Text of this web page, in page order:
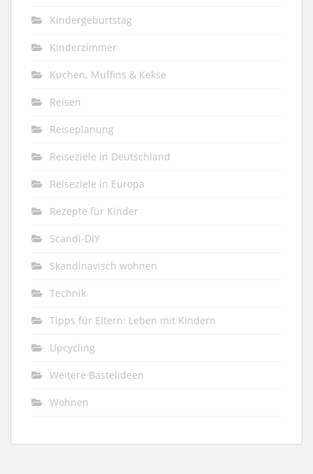
Kindergeburtstag
Kinderzimmer
Kuchen, Muffins & Kekse
Reisen
Reiseplanung
Reiseziele in Deutschland
Reiseziele in Europa
Rezepte für Kinder
Scandi-DIY
Skandinavisch wohnen
Technik
Tipps für Eltern: Leben mit Kindern
Upcycling
Weitere Bastelideen
Wohnen